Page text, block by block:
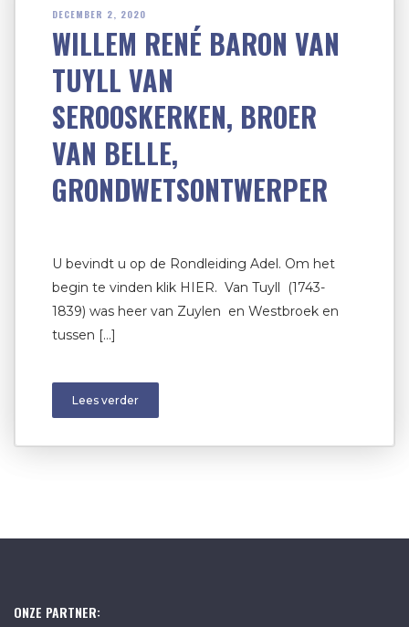
DECEMBER 2, 2020
WILLEM RENÉ BARON VAN
TUYLL VAN
SEROOSKERKEN, BROER
VAN BELLE,
GRONDWETSONTWERPER
U bevindt u op de Rondleiding Adel. Om het
begin te vinden klik HIER. Van Tuyll (1743-
1839) was heer van Zuylen en Westbroek en
tussen […]
Lees verder
ONZE PARTNER: